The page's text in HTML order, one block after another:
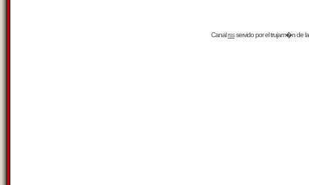
Canalrssservido por eltrujam�nde